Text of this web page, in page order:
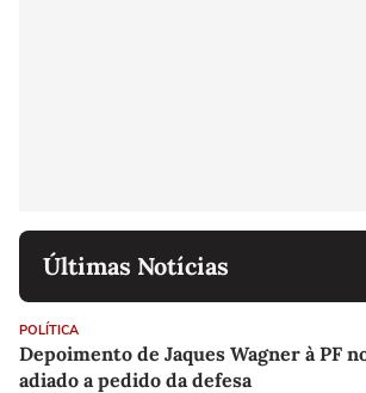
Últimas Notícias
POLÍTICA
Depoimento de Jaques Wagner à PF
adiado a pedido da defesa